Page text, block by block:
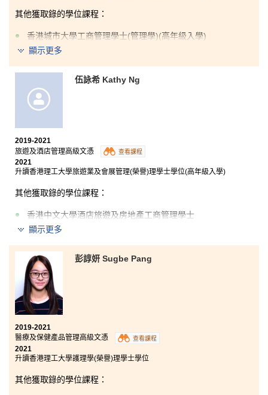
HPSHCC 給予我機會及很多學習經驗，讓我可以於本地
和海外進行實習交流，包括到香港大學李嘉誠醫學院暑
期實習及參與台灣的醫學交流團。我亦曾擔任書院學生
大使和參加不同的義工服務，讓我的溝通技巧、人際關
係和學習各方面都增長了不少。
此外，我很榮幸獲頒授書院的傑出服務獎及政府的獎學
金。過去的努力得到了肯定，最後入讀心儀的學科，完
成入大學的夢想。
其他獲取錄的學位課程：
香港城市大學工商管理學士(管理學)(高年級入學)
中文有句勵志的話：有志者事竟成。這是我在HPSHCC
讀書時的座右銘之一。曾經有人跟我說，修讀高級文憑
課程很難升讀大學。但我相信一分耕耘，一 分收穫。在
我想藉此機會告訴將來的學生：
HPSHCC。
顯示更多
伍詠希 Kathy Ng
2019-2021
旅遊及酒店管理高級文憑
查看課程
2021
升讀香港理工大學旅遊業及會展管理(榮譽)理學士學位(高年級入學)
其他獲取錄的學位課程：
香港中文大學酒店旅遊及房地產工商管理學士
業相關的知識和實踐技能。在修讀高級文憑課程的這兩
年裡，真的是令我大開眼界，包括能夠在置地文華東方
酒店擁有一個絕佳的實習機會，以及啟發我如何向遊客
展示具吸引力和熱情好客的香港。
顯示更多
彭諄妍 Sugbe Pang
2019-2021
醫療及保健產品管理高級文憑
查看課程
2021
升讀香港理工大學護理學(榮譽)理學士學位
其他獲取錄的學位課程：